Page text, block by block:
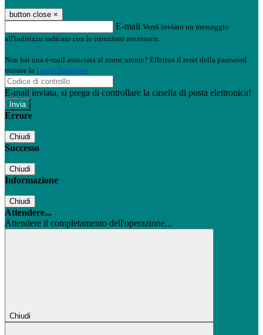
button close ×
E-mail Verrà inviato un messaggio
all'indirizzo indicato con le istruzioni necessarie.
Non hai una e-mail associata al nome utente? Effettua il reset della password
tramite la Login Spaggiari
E-mail inviata, si prega di controllare la casella di posta elettronica!
Errore
Chiudi
Successo
Chiudi
Informazione
Chiudi
Attendere...
Attendere il completamento dell'operazione...
Chiudi